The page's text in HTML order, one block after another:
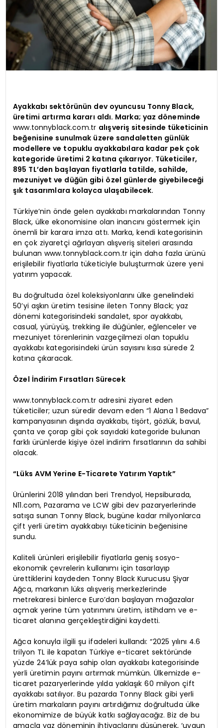
Ayakkabı sektörünün dev oyuncusu Tonny Black,
üretimi artırma kararı aldı. Marka; yaz döneminde
www.tonnyblack.com.tr alışveriş sitesinde tüketicinin
beğenisine sunulmak üzere sandaletten günlük
modellere ve topuklu ayakkabılara kadar pek çok
kategoride üretimi 2 katına çıkarıyor. Tüketiciler,
895 TL’den başlayan fiyatlarla tatilde, sahilde,
mezuniyet ve düğün gibi özel günlerde giyebileceği
şık tasarımlara kolayca ulaşabilecek.
Türkiye’nin önde gelen ayakkabı markalarından Tonny
Black, ülke ekonomisine olan inancını göstermek için
önemli bir karara imza attı. Marka, kendi kategorisinin
en çok ziyaretçi ağırlayan alışveriş siteleri arasında
bulunan www.tonnyblack.com.tr için daha fazla ürünü
erişilebilir fiyatlarla tüketiciyle buluşturmak üzere yeni
yatırım yapacak.
Bu doğrultuda özel koleksiyonlarını ülke genelindeki
50’yi aşkın üretim tesisine ileten Tonny Black; yaz
dönemi kategorisindeki sandalet, spor ayakkabı,
casual, yürüyüş, trekking ile düğünler, eğlenceler ve
mezuniyet törenlerinin vazgeçilmezi olan topuklu
ayakkabı kategorisindeki ürün sayısını kısa sürede 2
katına çıkaracak.
Özel İndirim Fırsatları Sürecek
www.tonnyblack.com.tr adresini ziyaret eden
tüketiciler; uzun süredir devam eden “1 Alana 1 Bedava”
kampanyasının dışında ayakkabı, tişört, gözlük, bavul,
çanta ve çorap gibi çok sayıdaki kategoride bulunan
farklı ürünlerde kişiye özel indirim fırsatlarının da sahibi
olacak.
“Lüks AVM Yerine E-Ticarete Yatırım Yaptık”
Ürünlerini 2018 yılından beri Trendyol, Hepsiburada,
N11.com, Pazarama ve LCW gibi dev pazaryerlerinde
satışa sunan Tonny Black, bugüne kadar milyonlarca
çift yerli üretim ayakkabıyı tüketicinin beğenisine
sundu.
Kaliteli ürünleri erişilebilir fiyatlarla geniş sosyo-
ekonomik çevrelerin kullanımı için tasarlayıp
ürettiklerini kaydeden Tonny Black Kurucusu Şiyar
Ağca, markanın lüks alışveriş merkezlerinde
metrekaresi binlerce Euro’dan başlayan mağazalar
açmak yerine tüm yatırımını üretim, istihdam ve e-
ticaret alanına gerçekleştirdiğini kaydetti.
Ağca konuyla ilgili şu ifadeleri kullandı: “2025 yılını 4.6
trilyon TL ile kapatan Türkiye e-ticaret sektöründe
yüzde 24’lük paya sahip olan ayakkabı kategorisinde
yerli üretimin payını artırmak mümkün. Ülkemizde e-
ticaret pazaryerlerinde yılda yaklaşık 60 milyon çift
ayakkabı satılıyor. Bu pazarda Tonny Black gibi yerli
üretim markaların payını artırdığımız doğrultuda ülke
ekonomimize de büyük katkı sağlayacağız. Biz de bu
amaçla yaz döneminin ihtiyaçlarını düşünerek, ‘uygun